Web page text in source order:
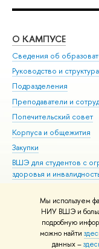
Мы используем
НИУ ВШЭ и
подробную
можно найти
данных –
О КАМПУСЕ
Сведения об
Руководство и структура
Подразделения
Преподаватели и
Попечительский совет
Корпуса и общежития
Закупки
ВШЭ для студентов с
здоровья и
Единая платежная